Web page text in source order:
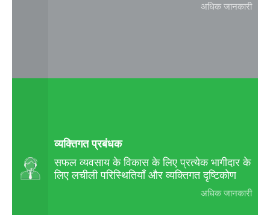
अधिक जानकारी
व्यक्तिगत प्रबंधक
सफल व्यवसाय के विकास के लिए प्रत्येक भागीदार के
लिए लचीली परिस्थितियाँ और व्यक्तिगत दृष्टिकोण
अधिक जानकारी